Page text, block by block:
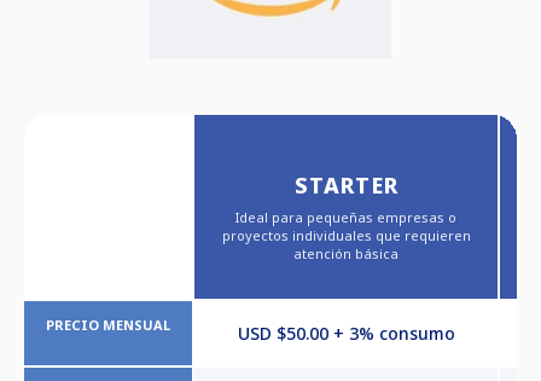
STARTER
Ideal para pequeñas empresas o
proyectos individuales que requieren
atención básica
PRECIO MENSUAL USD $50.00 + 3% consumo